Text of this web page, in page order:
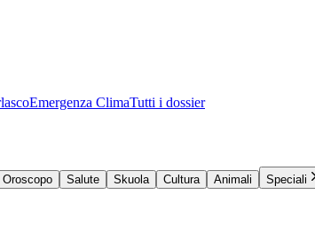
Emergenza ClimaTutti i dossier
Oroscopo Salute Skuola Cultura Animali
Speciali